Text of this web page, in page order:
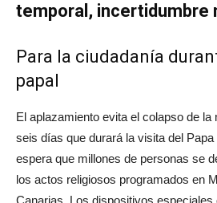
temporal, incertidumbre
Para la ciudadanía
papal
El aplazamiento evita el colapso de la
seis días que durará la visita del
espera que millones de personas se
los actos religiosos programados en